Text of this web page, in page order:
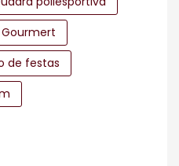
Gourmert
de festas